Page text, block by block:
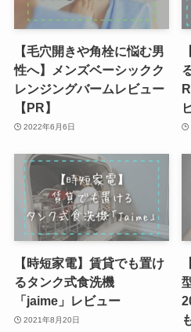
【毛穴開きや角栓に悩む男
性へ】メンズベーシックク
レンジングバームレビュー
【PR】
2022年6月6日
【時短家電】賃貸でも置け
るタンク式食洗機
「jaime」レビュー
2021年8月20日